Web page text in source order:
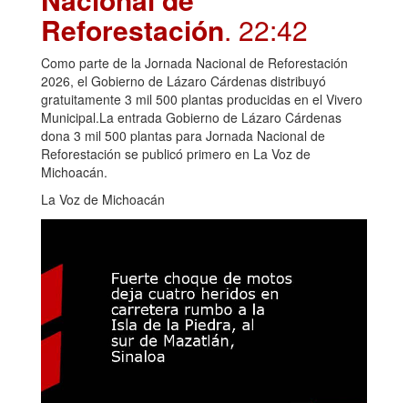
Reforestación. 22:42
Como parte de la Jornada Nacional de Reforestación
2026, el Gobierno de Lázaro Cárdenas distribuyó
gratuitamente 3 mil 500 plantas producidas en el Vivero
Municipal.La entrada Gobierno de Lázaro Cárdenas
dona 3 mil 500 plantas para Jornada Nacional de
Reforestación se publicó primero en La Voz de
Michoacán.
La Voz de Michoacán